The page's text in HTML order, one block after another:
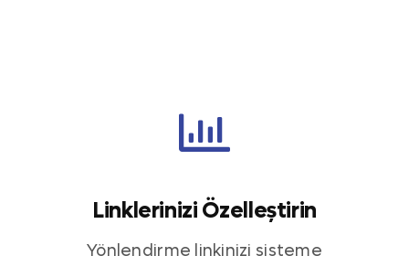
Linklerinizi Özelleştirin
Yönlendirme linkinizi sisteme